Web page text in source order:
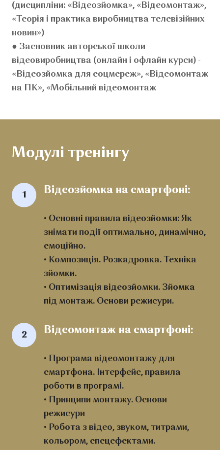
(дисципліни: «Відеозйомка», «Відеомонтаж»,
«Теорія і практика виробництва телевізійних
новин»)
● Засновник авторської школи
відеовиробництва (онлайн і офлайн курси) -
«Відеозйомка для соцмереж», «Відеомонтаж
на ПК», «Мобільний відеомонтаж
Модулі тренінгу
1 Відеозйомка на смартфоні:
• Основні правила відеозйомки: Як
знімати події оптимально, динамічно,
емоційно.
• Композиція. Розкадровка. Техніка
зйомки.
• Оптимізація відеозйомки. Зйомка
під монтаж. Основи режисури.
2 Відеомонтаж на смартфоні:
• Програма відеомонтажу для
смартфона. Інтерфейс, правила
роботи в програмі.
• Принципи монтажу. Основи
режисури
• Робота з відео, звуком, титрами,
кольором, спецефектами.